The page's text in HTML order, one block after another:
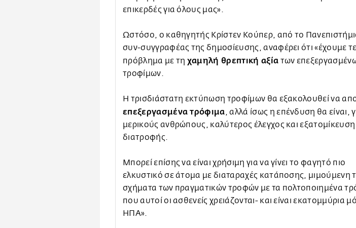
επικερδές για όλους μας».
Ωστόσο, ο καθηγητής Κρίστεν Κούπερ, από το
συν-συγγραφέας της δημοσίευσης, αναφέρει ότι «έχουμε
πρόβλημα με τη χαμηλή θρεπτική αξία των
τροφίμων.
Η τρισδιάστατη εκτύπωση τροφίμων θα εξακολουθεί να
επεξεργασμένα τρόφιμα, αλλά ίσως η επένδυση θα είναι,
μερικούς ανθρώπους, καλύτερος έλεγχος και
διατροφής.
Μπορεί επίσης να είναι χρήσιμη για να γίνει το φαγητό πιο
ελκυστικό σε άτομα με διαταραχές κατάποσης, μιμούμενη
σχήματα των πραγματικών τροφών με τα πολτοποιημένα
που αυτοί οι ασθενείς χρειάζονται- και είναι εκατομμύρια
ΗΠΑ».